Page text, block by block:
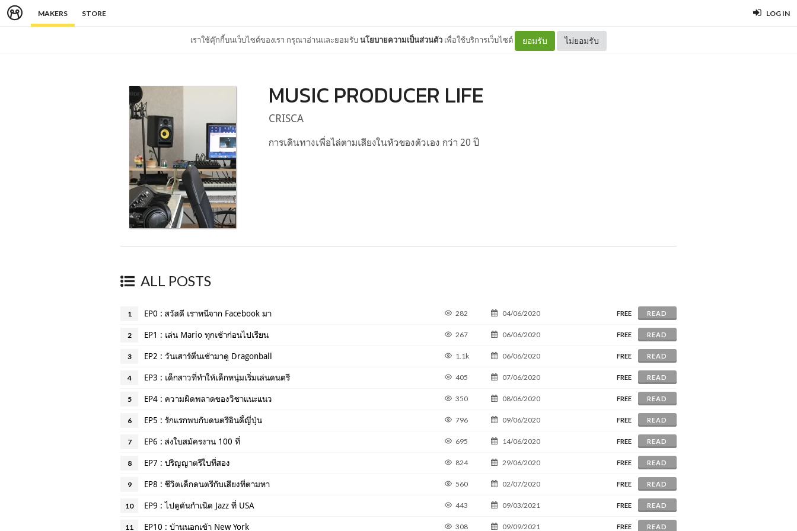
MAKERS STORE LOG IN
เราใช้คุ๊กกี้บนเว็บไซต์ของเรา กรุณาอ่านและยอมรับนโยบายความเป็นส่วนตัว เพื่อใช้บริการเว็บไซต์ ยอมรับ ไม่ยอมรับ
MUSIC PRODUCER LIFE
CRISCA
การเดินทางเพื่อไล่ตามเสียงในหัวของตัวเอง กว่า 20 ปี
ALL POSTS
1 EP0 : สวัสดี เราหนีจาก Facebook มา 282 04/06/2020 FREE READ
2 EP1 : เล่น Mario ทุกเช้าก่อนไปเรียน 267 06/06/2020 FREE READ
3 EP2 : วันเสาร์ตื่นเช้ามาดู Dragonball 1.1k 06/06/2020 FREE READ
4 EP3 : เด็กสาวที่ทำให้เด็กหนุ่มเริ่มเล่นดนตรี 405 07/06/2020 FREE READ
5 EP4 : ความผิดพลาดของวิชาแนะแนว 350 08/06/2020 FREE READ
6 EP5 : รักแรกพบกับดนตรีอินดี้ญี่ปุ่น 796 09/06/2020 FREE READ
7 EP6 : ส่งใบสมัครงาน 100 ที่ 695 14/06/2020 FREE READ
8 EP7 : ปริญญาตรีใบที่สอง 824 29/06/2020 FREE READ
9 EP8 : ชีวิตเด็กดนตรีกับเสียงที่ตามหา 560 02/07/2020 FREE READ
10 EP9 : ไปดูต้นกำเนิด Jazz ที่ USA 443 09/03/2021 FREE READ
11 EP10 : บ้านนอกเข้า New York 308 09/09/2021 FREE READ